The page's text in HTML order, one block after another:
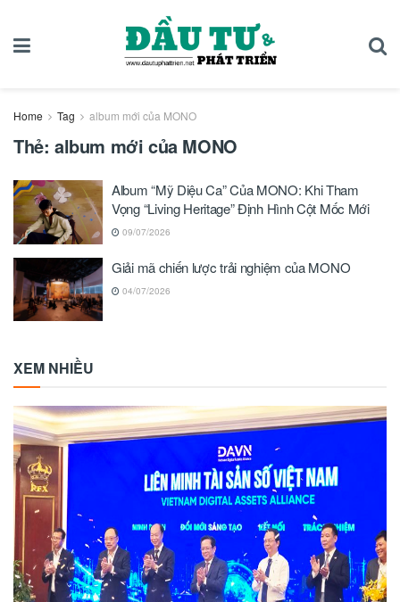
Home Tag album mới của MONO
Thẻ: album mới của MONO
Album “Mỹ Diệu Ca” Của MONO: Khi Tham
Vọng “Living Heritage” Định Hình Cột Mốc Mới
09/07/2026
Giải mã chiến lược trải nghiệm của MONO
04/07/2026
XEM NHIỀU